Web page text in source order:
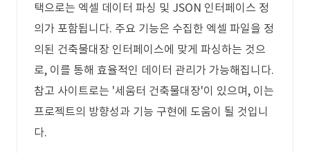
택으로는 엑셀 데이터 파싱 및 JSON 인터페이스 정
의가 포함됩니다. 주요 기능은 수집한 엑셀 파일을 정
의된 건축물대장 인터페이스에 맞게 파싱하는 것으
로, 이를 통해 효율적인 데이터 관리가 가능해집니다.
참고 사이트로는 '세움터 건축물대장'이 있으며, 이는
프로젝트의 방향성과 기능 구현에 도움이 될 것입니
다.